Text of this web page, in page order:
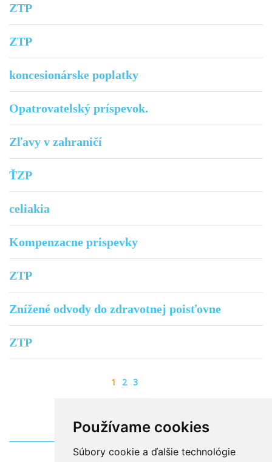
Používame cookies
Súbory cookie a ďalšie technológie
ZTP
ZTP
koncesionárske poplatky
Opatrovatelský príspevok.
Zľavy v zahraničí
ŤZP
celiakia
Kompenzacne prispevky
ZTP
Znížené odvody do zdravotnej poisťovne
ZTP
1 2 3